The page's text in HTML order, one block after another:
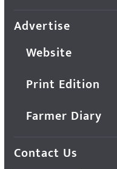
Advertise
Website
Print Edition
Farmer Diary
Contact Us